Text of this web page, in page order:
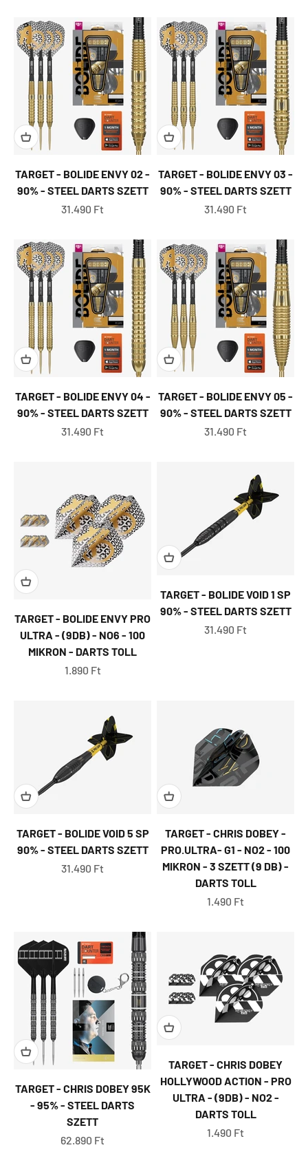
TARGET - BOLIDE ENVY 02 -
90% - STEEL DARTS SZETT
Eladási ár
31.490 Ft
TARGET - BOLIDE ENVY 03 -
90% - STEEL DARTS SZETT
Eladási ár
31.490 Ft
TARGET - BOLIDE ENVY 04 -
90% - STEEL DARTS SZETT
Eladási ár
31.490 Ft
TARGET - BOLIDE ENVY 05 -
90% - STEEL DARTS SZETT
Eladási ár
31.490 Ft
TARGET - BOLIDE ENVY PRO
ULTRA - (9DB) - NO6 - 100
MIKRON - DARTS TOLL
Eladási ár
1.890 Ft
TARGET - BOLIDE VOID 1 SP
90% - STEEL DARTS SZETT
Eladási ár
31.490 Ft
TARGET - BOLIDE VOID 5 SP
90% - STEEL DARTS SZETT
Eladási ár
31.490 Ft
TARGET - CHRIS DOBEY -
PRO.ULTRA- G1 - NO2 - 100
MIKRON - 3 SZETT (9 DB) -
DARTS TOLL
Eladási ár
1.490 Ft
TARGET - CHRIS DOBEY 95K
- 95% - STEEL DARTS
SZETT
Eladási ár
62.890 Ft
TARGET - CHRIS DOBEY
HOLLYWOOD ACTION - PRO
ULTRA - (9DB) - NO2 -
DARTS TOLL
Eladási ár
1.490 Ft